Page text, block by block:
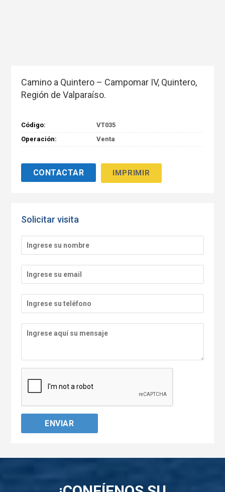
Camino a Quintero – Campomar IV, Quintero,
Región de Valparaíso.
Código:
VT035
Operación:
Venta
IMPRIMIR
Solicitar visita